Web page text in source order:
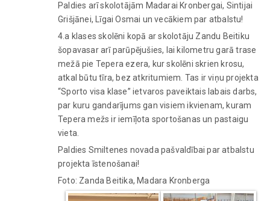
Paldies arī skolotājām Madarai Kronbergai, Sintijai
Grišjānei, Līgai Osmai un vecākiem par atbalstu!
4.a klases skolēni kopā ar skolotāju Zandu Beitiku
šopavasar arī parūpējušies, lai kilometru garā trase
mežā pie Tepera ezera, kur skolēni skrien krosu,
atkal būtu tīra, bez atkritumiem. Tas ir viņu projekta
“Sporto visa klase” ietvaros paveiktais labais darbs,
par kuru gandarījums gan visiem ikvienam, kuram
Tepera mežs ir iemīļota sportošanas un pastaigu
vieta.
Paldies Smiltenes novada pašvaldībai par atbalstu
projekta īstenošanai!
Foto: Zanda Beitika, Madara Kronberga